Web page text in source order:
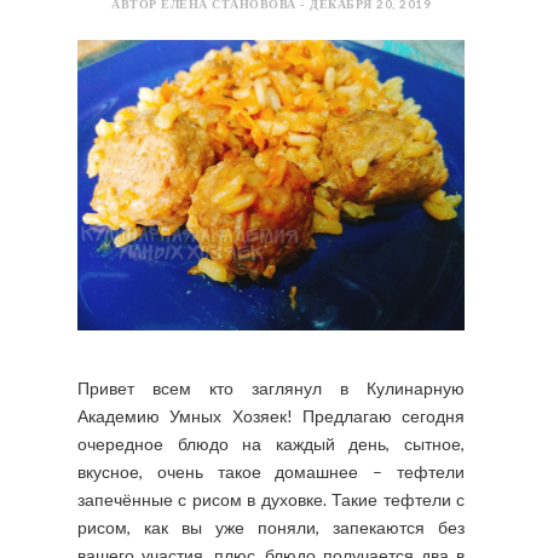
АВТОР ЕЛЕНА СТАНОВОВА - ДЕКАБРЯ 20, 2019
Привет всем кто заглянул в Кулинарную
Академию Умных Хозяек! Предлагаю сегодня
очередное блюдо на каждый день, сытное,
вкусное, очень такое домашнее – тефтели
запечённые с рисом в духовке. Такие тефтели с
рисом, как вы уже поняли, запекаются без